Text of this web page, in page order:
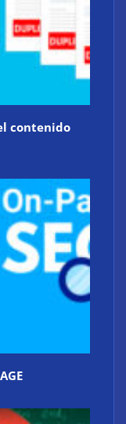
contenido